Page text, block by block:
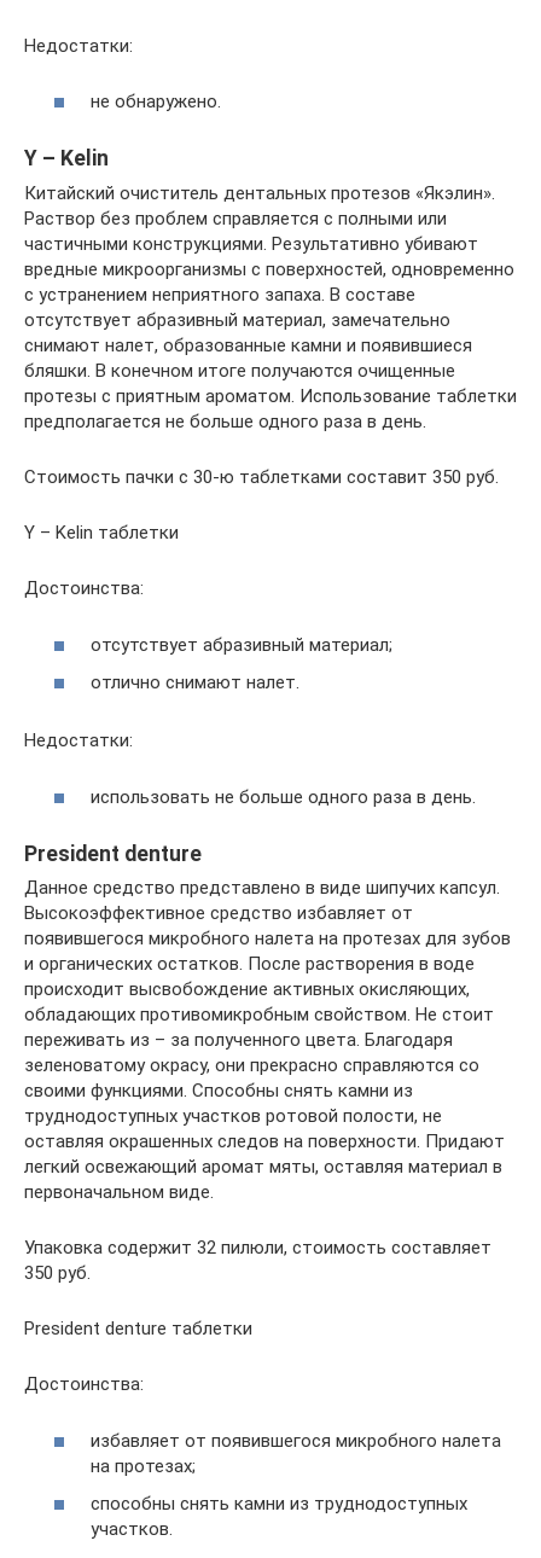
Недостатки:
не обнаружено.
Y – Kelin
Китайский очиститель дентальных протезов «Якэлин».
Раствор без проблем справляется с полными или
частичными конструкциями. Результативно убивают
вредные микроорганизмы с поверхностей, одновременно
с устранением неприятного запаха. В составе
отсутствует абразивный материал, замечательно
снимают налет, образованные камни и появившиеся
бляшки. В конечном итоге получаются очищенные
протезы с приятным ароматом. Использование таблетки
предполагается не больше одного раза в день.
Стоимость пачки с 30-ю таблетками составит 350 руб.
Y – Kelin таблетки
Достоинства:
отсутствует абразивный материал;
отлично снимают налет.
Недостатки:
использовать не больше одного раза в день.
President denture
Данное средство представлено в виде шипучих капсул.
Высокоэффективное средство избавляет от
появившегося микробного налета на протезах для зубов
и органических остатков. После растворения в воде
происходит высвобождение активных окисляющих,
обладающих противомикробным свойством. Не стоит
переживать из – за полученного цвета. Благодаря
зеленоватому окрасу, они прекрасно справляются со
своими функциями. Способны снять камни из
труднодоступных участков ротовой полости, не
оставляя окрашенных следов на поверхности. Придают
легкий освежающий аромат мяты, оставляя материал в
первоначальном виде.
Упаковка содержит 32 пилюли, стоимость составляет
350 руб.
President denture таблетки
Достоинства:
избавляет от появившегося микробного налета
на протезах;
способны снять камни из труднодоступных
участков.